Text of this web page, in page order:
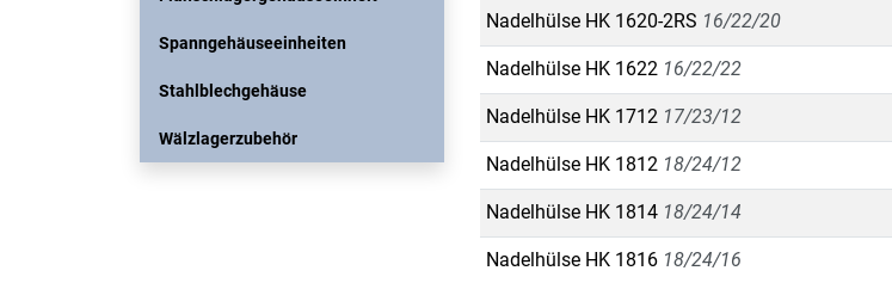
Spanngehäuseeinheiten
Stahlblechgehäuse
Wälzlagerzubehör
Nadelhülse HK 1620-2RS 16/22/20
Nadelhülse HK 1622 16/22/22
Nadelhülse HK 1712 17/23/12
Nadelhülse HK 1812 18/24/12
Nadelhülse HK 1814 18/24/14
Nadelhülse HK 1816 18/24/16